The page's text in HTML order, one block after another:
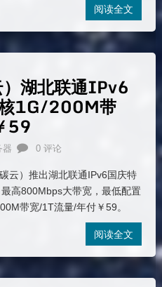
阅读全文
湖北联通IPv6
1G/200M带
59
器 0 评论
云）推出湖北联通IPv6国庆特
高800Mbps大带宽，最低配置
带宽/1T流量/年付￥59。
阅读全文